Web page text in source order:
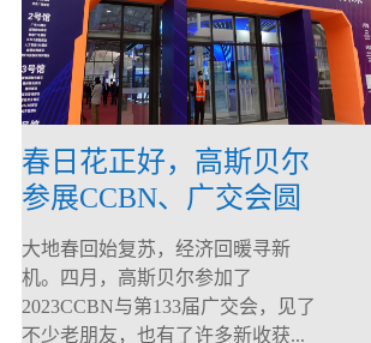
春日花正好，高斯贝尔
参展CCBN、广交会圆
满落幕！
大地春回始复苏，经济回暖寻新
机。四月，高斯贝尔参加了
2023CCBN与第133届广交会，见了
不少老朋友，也有了许多新收获...